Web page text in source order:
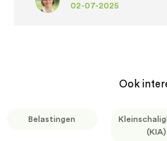
02-07-2025
Ook
Belastingen
(KIA)